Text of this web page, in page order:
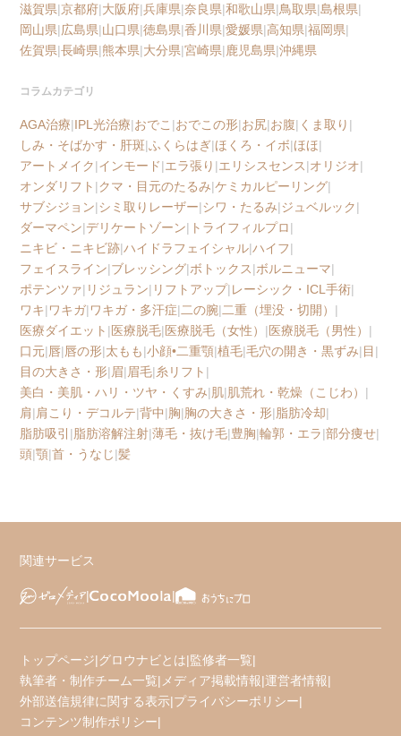
滋賀県|京都府|大阪府|兵庫県|奈良県|和歌山県|鳥取県|島根県|
岡山県|広島県|山口県|徳島県|香川県|愛媛県|高知県|福岡県|
佐賀県|長崎県|熊本県|大分県|宮崎県|鹿児島県|沖縄県
コラムカテゴリ
AGA治療|IPL光治療|おでこ |おでこの形|お尻|お腹| くま取り |
しみ・そばかす・肝斑|ふくらはぎ|ほくろ・イボ|ほほ|
アートメイク|インモード|エラ張り |エリシスセンス|オリジオ|
オンダリフト |クマ・目元のたるみ|ケミカルピーリング|
サブシジョン|シミ取りレーザー|シワ・たるみ|ジュベルック|
ダーマペン|デリケートゾーン| トライフィルプロ|
ニキビ・ニキビ跡|ハイドラフェイシャル|ハイフ|
フェイスライン|ブレッシング|ボトックス|ボルニューマ|
ポテンツァ| リジュラン| リフトアップ|レーシック・ICL手術|
ワキ|ワキガ|ワキガ・多汗症|二の腕|二重（埋没・切開） |
医療ダイエット |医療脱毛|医療脱毛（女性） |医療脱毛（男性） |
口元|唇|唇の形|太もも|小顔•二重顎|植毛|毛穴の開き・黒ずみ|目 |
目の大きさ・形|眉|眉毛|糸リフト |
美白・美肌・ハリ・ツヤ・くすみ|肌|肌荒れ・乾燥（こじわ） |
肩|肩こり・デコルテ|背中|胸|胸の大きさ・形|脂肪冷却|
脂肪吸引 |脂肪溶解注射|薄毛・抜け毛|豊胸|輪郭・エラ|部分痩せ|
頭|顎|首・うなじ|髪
関連サービス
トップページ|グロウナビとは|監修者一覧|
執筆者・制作チーム一覧| メディア掲載情報|運営者情報|
外部送信規律に関する表示|プライバシーポリシー|
コンテンツ制作ポリシー|